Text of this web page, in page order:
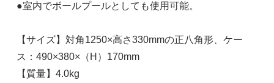
●室内でボールプールとしても使用可能。
【サイズ】対角1250×高さ330mmの正八角形、ケー
ス：490×380×（H）170mm
【質量】4.0kg